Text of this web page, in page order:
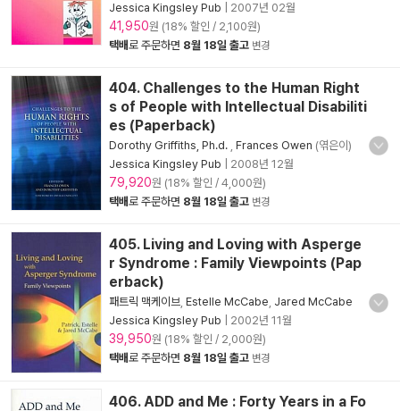
Jessica Kingsley Pub
2007년 02월
41,950원 (18% 할인 / 2,100원)
택배로 주문하면 8월 18일 출고 변경
404. Challenges to the Human Right
s of People with Intellectual Disabiliti
es (Paperback)
Dorothy Griffiths, Ph.d. Frances Owen (엮은이)
Jessica Kingsley Pub
2008년 12월
79,920원 (18% 할인 / 4,000원)
택배로 주문하면 8월 18일 출고 변경
405. Living and Loving with Asperge
r Syndrome : Family Viewpoints (Pap
erback)
패트릭 맥케이브 Estelle McCabe Jared McCabe
Jessica Kingsley Pub
2002년 11월
39,950원 (18% 할인 / 2,000원)
택배로 주문하면 8월 18일 출고 변경
406. ADD and Me : Forty Years in a Fo